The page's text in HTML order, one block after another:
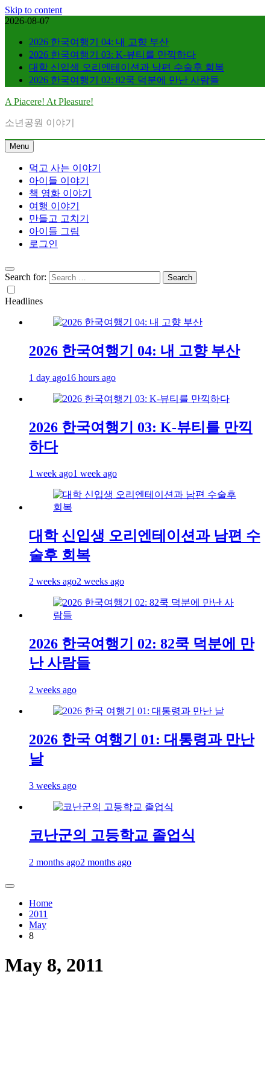
Skip to content
2026-08-07
2026 한국여행기 04: 내 고향 부산
2026 한국여행기 03: K-뷰티를 만끽하다
대학 신입생 오리엔테이션과 남편 수술후 회복
2026 한국여행기 02: 82쿡 덕분에 만난 사람들
A Piacere! At Pleasure!
소년공원 이야기
Menu
먹고 사는 이야기
아이들 이야기
책 영화 이야기
여행 이야기
만들고 고치기
아이들 그림
로그인
Search for:
Headlines
2026 한국여행기 04: 내 고향 부산
1 day ago16 hours ago
2026 한국여행기 03: K-뷰티를 만끽
하다
1 week ago1 week ago
대학 신입생 오리엔테이션과 남편 수
술후 회복
2 weeks ago2 weeks ago
2026 한국여행기 02: 82쿡 덕분에 만
난 사람들
2 weeks ago
2026 한국 여행기 01: 대통령과 만난
날
3 weeks ago
코난군의 고등학교 졸업식
2 months ago2 months ago
Home
2011
May
8
May 8, 2011